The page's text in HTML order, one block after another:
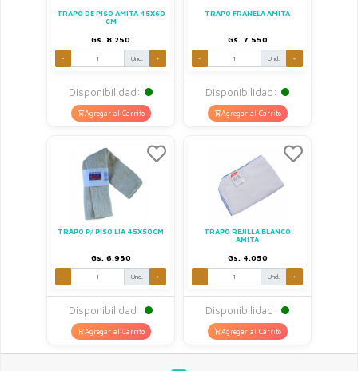
TRAPO DE PISO AMITA 45X60
CM
Gs. 8.250
- Und. +
Disponibilidad:
Agregar al Carrito
TRAPO FRANELA AMITA
Gs. 7.550
- Und. +
Disponibilidad:
Agregar al Carrito
TRAPO P/ PISO LIA 45X50CM
Gs. 6.950
- Und. +
Disponibilidad:
Agregar al Carrito
TRAPO REJILLA BLANCO
AMITA
Gs. 4.050
- Und. +
Disponibilidad:
Agregar al Carrito